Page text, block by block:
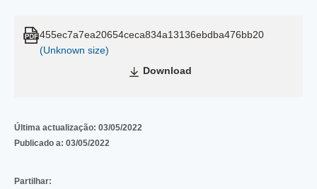
455ec7a7ea20654ceca834a13136ebdba476bb20
(Unknown size)
Download
Última actualização: 03/05/2022
Publicado a: 03/05/2022
Partilhar: